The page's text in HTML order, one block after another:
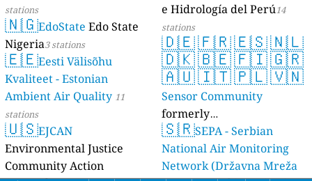
stations
🇳🇬EdoState Edo State
Nigeria3 stations
🇪🇪Eesti Välisõhu
Kvaliteet - Estonian
Ambient Air Quality 11
stations
🇺🇸EJCAN
Environmental Justice
Community Action
e Hidrología del Perú14
stations
🇩🇪🇫🇷🇪🇸🇳🇱
🇩🇰🇧🇪🇫🇮🇬🇷
🇦🇺🇮🇹🇵🇱🇻🇳
Sensor Community
formerly
luftdaten.info35813 stations
🇸🇷SEPA - Serbian
National Air Monitoring
Network (Državna Mreža